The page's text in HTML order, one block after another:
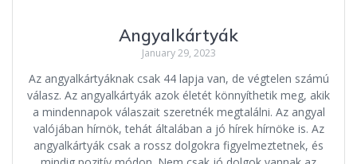
Angyalkártyák
January 29, 2023
Az angyalkártyáknak csak 44 lapja van, de végtelen számú
válasz. Az angyalkártyák azok életét könnyíthetik meg, akik
a mindennapok válaszait szeretnék megtalálni. Az angyal
valójában hírnök, tehát általában a jó hírek hírnöke is. Az
angyalkártyák csak a rossz dolgokra figyelmeztetnek, és